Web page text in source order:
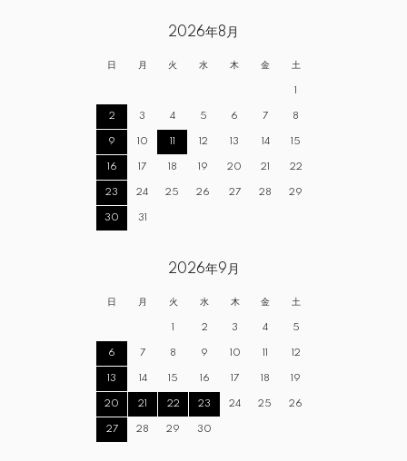
2026年8月
日 月 火 水 木 金 土
1
2 3 4 5 6 7 8
9 10 11 12 13 14 15
16 17 18 19 20 21 22
23 24 25 26 27 28 29
30 31
2026年9月
日 月 火 水 木 金 土
1 2 3 4 5
6 7 8 9 10 11 12
13 14 15 16 17 18 19
20 21 22 23 24 25 26
27 28 29 30